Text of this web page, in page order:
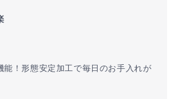
能！形態安定加工で毎日のお手入れが